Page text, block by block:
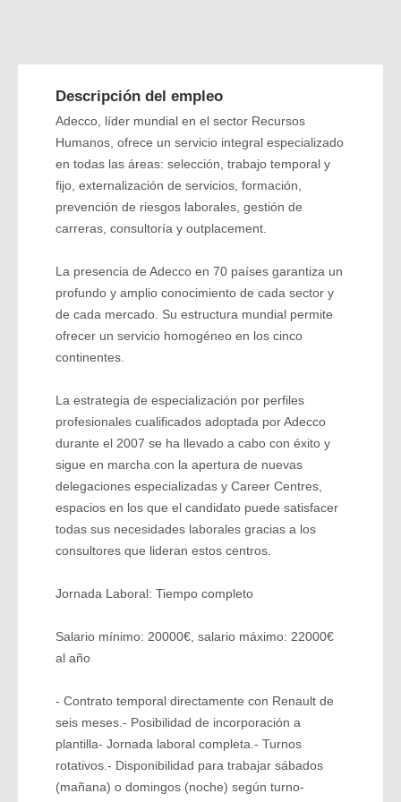
Descripción del empleo
Adecco, líder mundial en el sector Recursos
Humanos, ofrece un servicio integral especializado
en todas las áreas: selección, trabajo temporal y
fijo, externalización de servicios, formación,
prevención de riesgos laborales, gestión de
carreras, consultoría y outplacement.
La presencia de Adecco en 70 países garantiza un
profundo y amplio conocimiento de cada sector y
de cada mercado. Su estructura mundial permite
ofrecer un servicio homogéneo en los cinco
continentes.
La estrategia de especialización por perfiles
profesionales cualificados adoptada por Adecco
durante el 2007 se ha llevado a cabo con éxito y
sigue en marcha con la apertura de nuevas
delegaciones especializadas y Career Centres,
espacios en los que el candidato puede satisfacer
todas sus necesidades laborales gracias a los
consultores que lideran estos centros.
Jornada Laboral: Tiempo completo
Salario mínimo: 20000€, salario máximo: 22000€
al año
- Contrato temporal directamente con Renault de
seis meses.- Posibilidad de incorporación a
plantilla- Jornada laboral completa.- Turnos
rotativos.- Disponibilidad para trabajar sábados
(mañana) o domingos (noche) según turno-